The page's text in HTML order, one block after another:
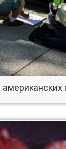
американских